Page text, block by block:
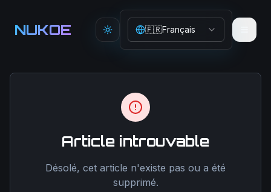
NUKOE Toggle theme
🇫🇷Français
Article introuvable
Désolé, cet article n'existe pas ou a été
supprimé.